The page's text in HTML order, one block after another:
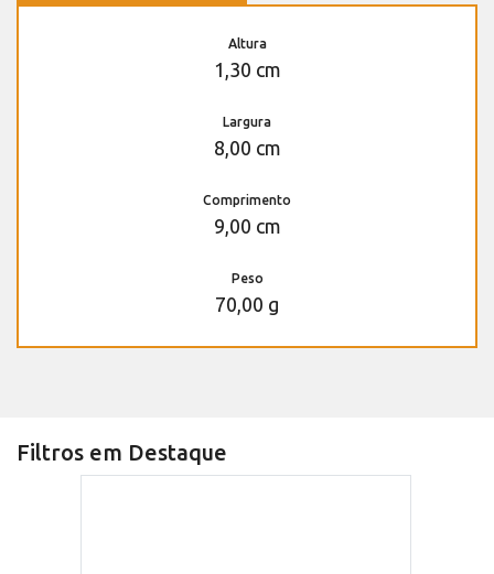
Altura
1,30 cm
Largura
8,00 cm
Comprimento
9,00 cm
Peso
70,00 g
Filtros em Destaque